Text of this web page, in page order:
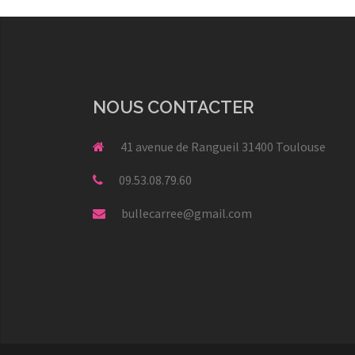
NOUS CONTACTER
41 avenue de Rangueil 31400 Toulouse
09.53.08.79.60
bullecarree@gmail.com